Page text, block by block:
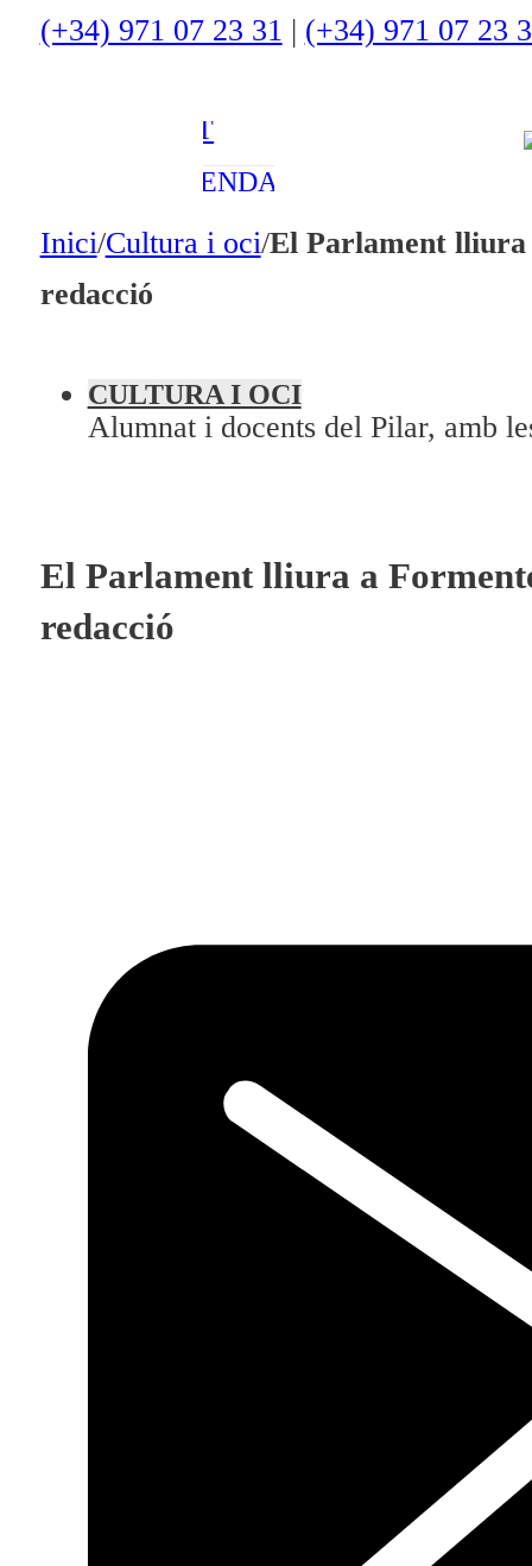
(+34) 971 07 23 31 | (+34) 971 07 23
ENTREVISTES
AMBIENT
AGENDA
En directe
A la Carta
Qui som?
Fes-te'n soci!
Inici/Cultura i oci/El Parlament lliura
redacció
Alumnat i docents del Pilar, amb
CULTURA I OCI
El Parlament lliura a
redacció